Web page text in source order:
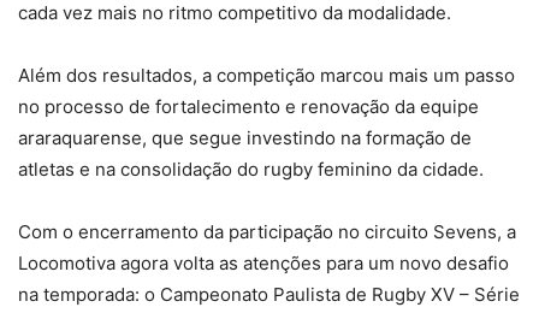
cada vez mais no ritmo competitivo da modalidade.
Além dos resultados, a competição marcou mais um passo
no processo de fortalecimento e renovação da equipe
araraquarense, que segue investindo na formação de
atletas e na consolidação do rugby feminino da cidade.
Com o encerramento da participação no circuito Sevens, a
Locomotiva agora volta as atenções para um novo desafio
na temporada: o Campeonato Paulista de Rugby XV – Série